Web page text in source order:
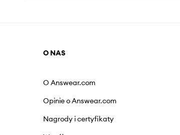
O NAS
O Answear.com
Opinie o Answear.com
Nagrody i certyfikaty